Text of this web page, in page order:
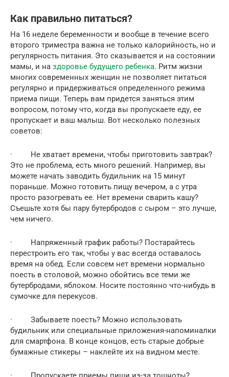
Как правильно питаться?
На 16 неделе беременности и вообще в течение всего
второго триместра важна не только калорийность, но и
регулярность питания. Это сказывается и на состоянии
мамы, и на здоровье будущего ребенка. Ритм жизни
многих современных женщин не позволяет питаться
регулярно и придерживаться определенного режима
приема пищи. Теперь вам придется заняться этим
вопросом, потому что, когда вы пропускаете еду, ее
пропускает и ваш малыш. Вот несколько полезных
советов:
· Не хватает времени, чтобы приготовить завтрак?
Это не проблема, есть много решений. Например, вы
можете начать заводить будильник на 15 минут
пораньше. Можно готовить пищу вечером, а с утра
просто разогревать ее. Нет времени сварить кашу?
Съешьте хотя бы пару бутербродов с сыром – это лучше,
чем ничего.
· Напряженный график работы? Постарайтесь
перестроить его так, чтобы у вас всегда оставалось
время на обед. Если совсем нет времени нормально
поесть в столовой, можно обойтись все теми же
бутербродами, яблоком. Носите постоянно что-нибудь в
сумочке для перекусов.
· Забываете поесть? Можно использовать
будильник или специальные приложения-напоминалки
для смартфона. В конце концов, есть старые добрые
бумажные стикеры – наклейте их на видном месте.